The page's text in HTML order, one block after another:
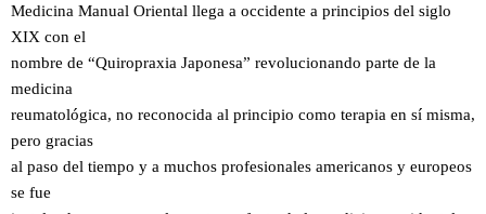
Medicina Manual Oriental llega a occidente a principios del siglo
XIX con el
nombre de “Quiropraxia Japonesa” revolucionando parte de la
medicina
reumatológica, no reconocida al principio como terapia en sí misma,
pero gracias
al paso del tiempo y a muchos profesionales americanos y europeos
se fue